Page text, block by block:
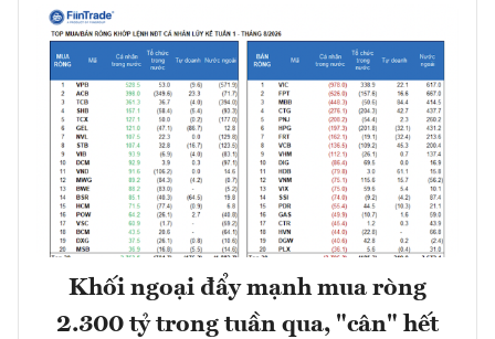
Khối ngoại đẩy mạnh mua ròng
2.300 tỷ trong tuần qua, "cân" hết